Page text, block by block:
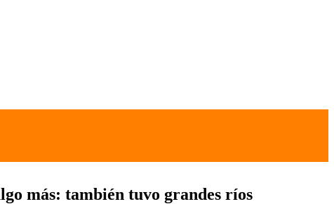
más: también tuvo grandes ríos